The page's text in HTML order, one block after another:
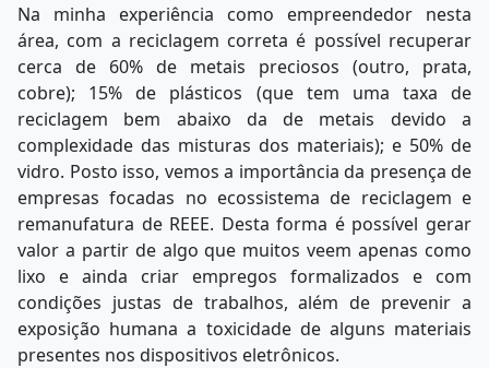
Na minha experiência como empreendedor nesta
área, com a reciclagem correta é possível recuperar
cerca de 60% de metais preciosos (outro, prata,
cobre); 15% de plásticos (que tem uma taxa de
reciclagem bem abaixo da de metais devido a
complexidade das misturas dos materiais); e 50% de
vidro. Posto isso, vemos a importância da presença de
empresas focadas no ecossistema de reciclagem e
remanufatura de REEE. Desta forma é possível gerar
valor a partir de algo que muitos veem apenas como
lixo e ainda criar empregos formalizados e com
condições justas de trabalhos, além de prevenir a
exposição humana a toxicidade de alguns materiais
presentes nos dispositivos eletrônicos.